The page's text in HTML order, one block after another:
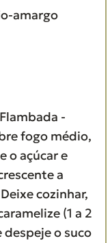
amargo
-
fogo médio,
o açúcar e
a
cozinhar,
(1 a 2
o suco